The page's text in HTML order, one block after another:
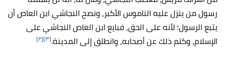
رسول من ينزل عليه الناموس الأكبر، ونصح النجاشي ابن العاص أن
يتبع الرسول؛ لأنه على الحق، فبايع ابن العاص النجاشي على
الإسلام، وكتم ذلك عن أصحابه، وانطلق إلى المدينة.[٣] [٢]